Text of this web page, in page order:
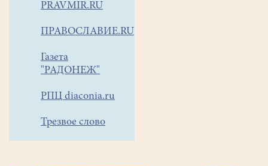
PRAVMIR.RU
ПРАВОСЛАВИЕ.RU
Газета
"РАДОНЕЖ"
РПЦ diaconia.ru
Трезвое слово